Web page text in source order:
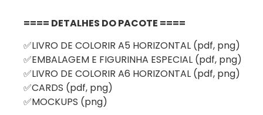
==== DETALHES DO PACOTE ====
✅LIVRO DE COLORIR A5 HORIZONTAL (pdf, png)
✅EMBALAGEM E FIGURINHA ESPECIAL (pdf, png)
✅LIVRO DE COLORIR A6 HORIZONTAL (pdf, png)
✅CARDS (pdf, png)
✅MOCKUPS (png)